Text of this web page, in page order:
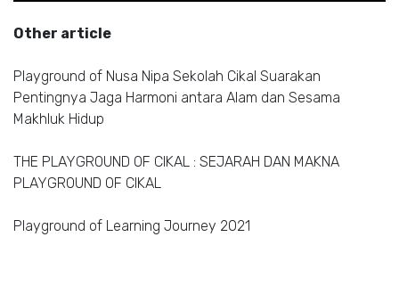
Other article
Playground of Nusa Nipa Sekolah Cikal Suarakan
Pentingnya Jaga Harmoni antara Alam dan Sesama
Makhluk Hidup
THE PLAYGROUND OF CIKAL : SEJARAH DAN MAKNA
PLAYGROUND OF CIKAL
Playground of Learning Journey 2021